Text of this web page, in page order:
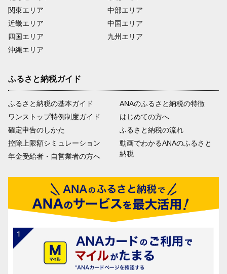
関東エリア
近畿エリア
四国エリア
沖縄エリア
中部エリア
中国エリア
九州エリア
ふるさと納税ガイド
ふるさと納税の基本ガイド
ワンストップ特例制度ガイド
確定申告のしかた
控除上限額シミュレーション
年金受給者・自営業者の方へ
ANAのふるさと納税の特徴
はじめての方へ
ふるさと納税の流れ
動画でわかるANAのふるさと
納税